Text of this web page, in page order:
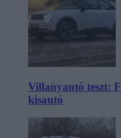
Villanyautó teszt:
kisautó